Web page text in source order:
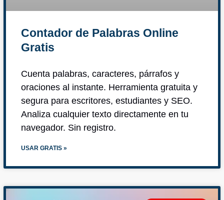
Contador de Palabras Online
Gratis
Cuenta palabras, caracteres, párrafos y
oraciones al instante. Herramienta gratuita y
segura para escritores, estudiantes y SEO.
Analiza cualquier texto directamente en tu
navegador. Sin registro.
USAR GRATIS »